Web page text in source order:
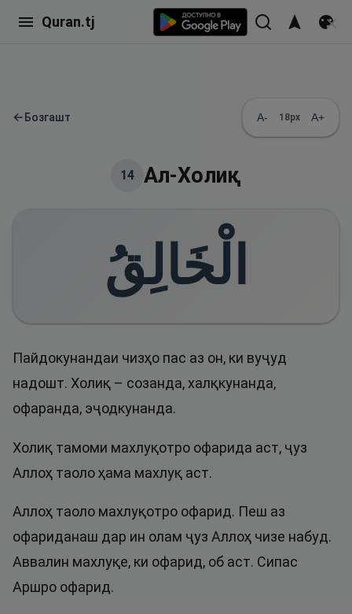
Quran.tj
←Бозгашт A- 18px A+
14 Ал-Холиқ
الْخَالِقُ
Пайдокунандаи чизҳо пас аз он, ки вуҷуд
надошт. Холиқ – созанда, халқкунанда,
офаранда, эҷодкунанда.
Холиқ тамоми махлуқотро офарида аст, ҷуз
Аллоҳ таоло ҳама махлуқ аст.
Аллоҳ таоло махлуқотро офарид. Пеш аз
офариданаш дар ин олам ҷуз Аллоҳ чизе набуд.
Аввалин махлуқе, ки офарид, об аст. Сипас
Аршро офарид.